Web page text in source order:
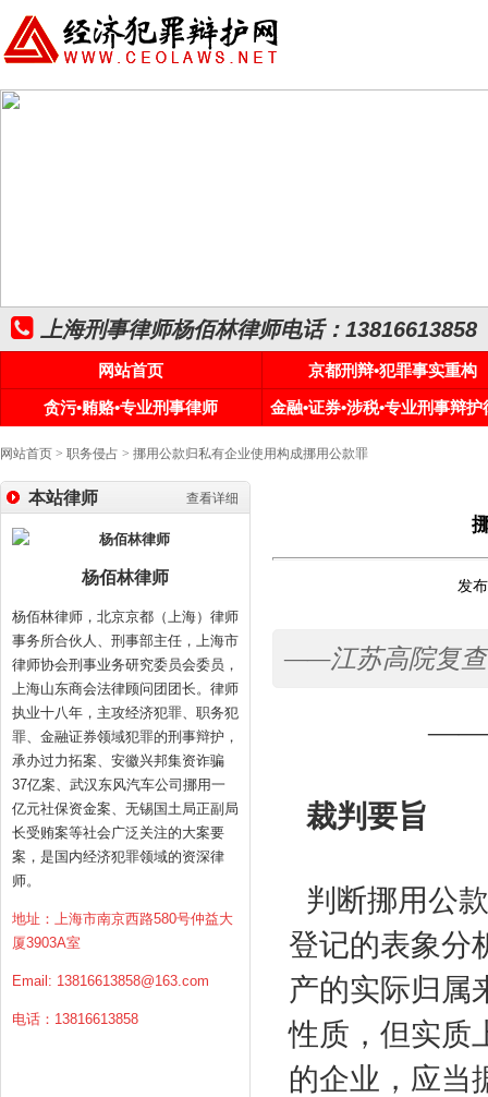
上海刑事律师杨佰林律师电话：13816613858
网站首页
京都刑辩•犯罪事实重构
贪污•贿赂•专业刑事律师
金融•证券•涉税•专业刑事辩护
网站首页 > 职务侵占 > 挪用公款归私有企业使用构成挪用公款罪
查看详细
本站律师
杨佰林律师
杨佰林律师，北京京都（上海）律师
事务所合伙人、刑事部主任，上海市
律师协会刑事业务研究委员会委员，
上海山东商会法律顾问团团长。律师
执业十八年，主攻经济犯罪、职务犯
罪、金融证券领域犯罪的刑事辩护，
承办过力拓案、安徽兴邦集资诈骗
37亿案、武汉东风汽车公司挪用一
亿元社保资金案、无锡国土局正副局
长受贿案等社会广泛关注的大案要
案，是国内经济犯罪领域的资深律
师。
地址：上海市南京西路580号仲益大
厦3903A室
Email: 13816613858@163.com
电话：13816613858
发
——江苏高院复查
——
裁判要旨
判断挪用公
登记的表象分
产的实际归属
性质，但实质
的企业，应当